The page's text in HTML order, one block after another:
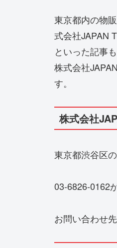
東京都内の物
式会社JAPAN
といった記事
株式会社
す。
株式会社
東京都渋谷区
03-6826-0162
お問い合わせ